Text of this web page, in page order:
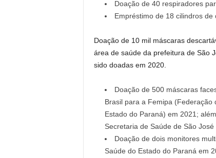
Doação de 40 respiradores
Empréstimo de 18 cilindros de
Doação de 10 mil máscaras
área de saúde da prefeitura de São
sido doadas em 2020.
Doação de 500 máscaras
Brasil para a Femipa (Federação
Estado do Paraná) em 2021;
Secretaria de Saúde de São José
Doação de dois monitores
Saúde do Estado do Paraná em